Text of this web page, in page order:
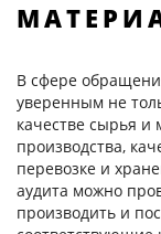
В сфере
уверенным не
качестве сырья и
производства,
перевозке и
аудита можно
производить и